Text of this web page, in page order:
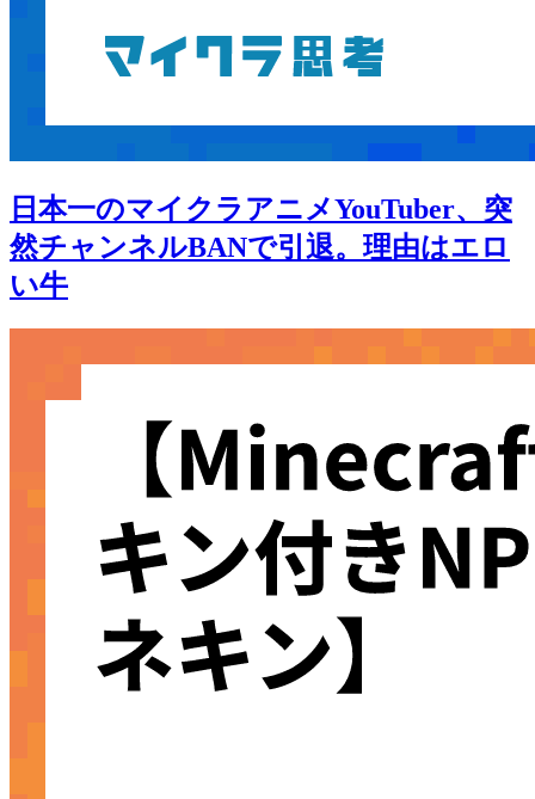
日本一のマイクラアニメYouTuber、突
然チャンネルBANで引退。理由はエロ
い牛